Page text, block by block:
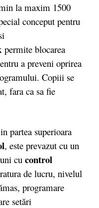
la maxim 1500
conceput pentru
permite blocarea
a preveni oprirea
Copiii se
fara ca sa fie
partea superioara
, este prevazut cu un
cu control
de lucru, nivelul
programare
setări